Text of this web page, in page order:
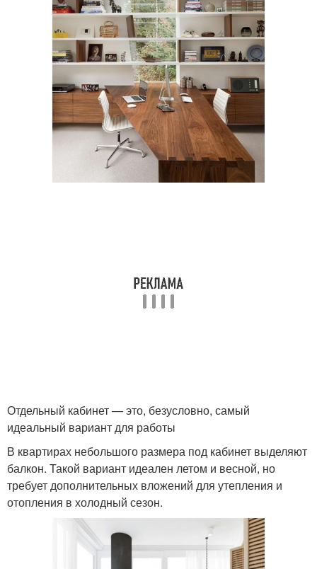
Отдельный кабинет — это, безусловно, самый
идеальный вариант для работы
В квартирах небольшого размера под кабинет выделяют
балкон. Такой вариант идеален летом и весной, но
требует дополнительных вложений для утепления и
отопления в холодный сезон.